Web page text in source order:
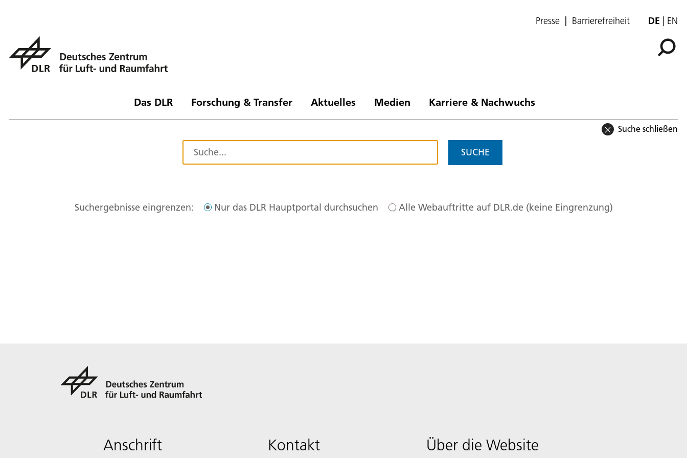
Presse Barrierefreiheit DE EN
Das DLR Forschung & Transfer Aktuelles Medien Karriere & Nachwuchs
Suche schließen
SUCHE
Suchergebnisse eingrenzen: Nur das DLR Hauptportal durchsuchen Alle Webauftritte auf DLR.de (keine Eingrenzung)
Anschrift Kontakt Über die Website